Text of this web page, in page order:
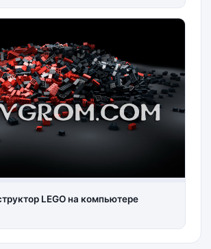
LEGO на компьютере